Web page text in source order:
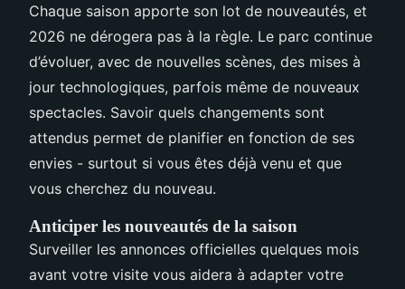
Chaque saison apporte son lot de nouveautés, et
2026 ne dérogera pas à la règle. Le parc continue
d’évoluer, avec de nouvelles scènes, des mises à
jour technologiques, parfois même de nouveaux
spectacles. Savoir quels changements sont
attendus permet de planifier en fonction de ses
envies - surtout si vous êtes déjà venu et que
vous cherchez du nouveau.
Anticiper les nouveautés de la saison
Surveiller les annonces officielles quelques mois
avant votre visite vous aidera à adapter votre